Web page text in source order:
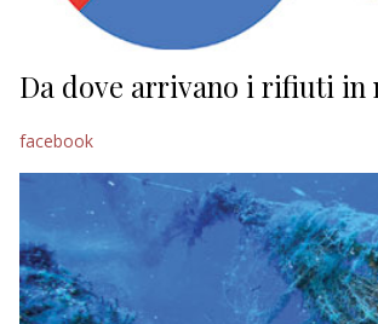
Da dove arrivano i rifiuti in
facebook